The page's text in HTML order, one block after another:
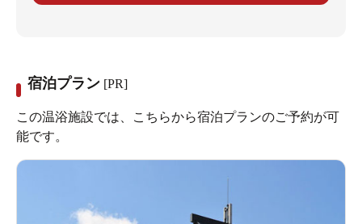
宿泊プラン [PR]
この温浴施設では、こちらから宿泊プランのご予約が可
能です。